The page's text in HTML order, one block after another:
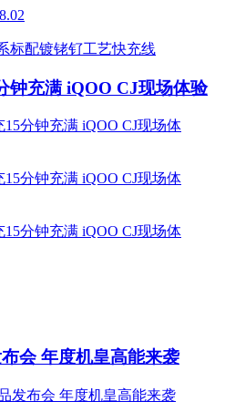
钟充满 iQOO CJ现场体验
会 年度机皇高能来袭